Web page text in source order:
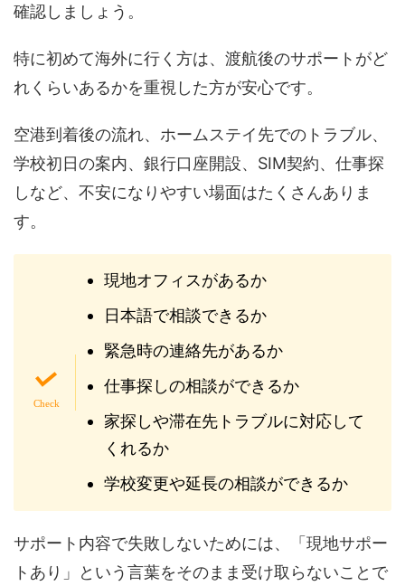
確認しましょう。
特に初めて海外に行く方は、渡航後のサポートがど
れくらいあるかを重視した方が安心です。
空港到着後の流れ、ホームステイ先でのトラブル、
学校初日の案内、銀行口座開設、SIM契約、仕事探
しなど、不安になりやすい場面はたくさんありま
す。
現地オフィスがあるか
日本語で相談できるか
緊急時の連絡先があるか
仕事探しの相談ができるか
家探しや滞在先トラブルに対応して
くれるか
学校変更や延長の相談ができるか
サポート内容で失敗しないためには、「現地サポー
トあり」という言葉をそのまま受け取らないことで